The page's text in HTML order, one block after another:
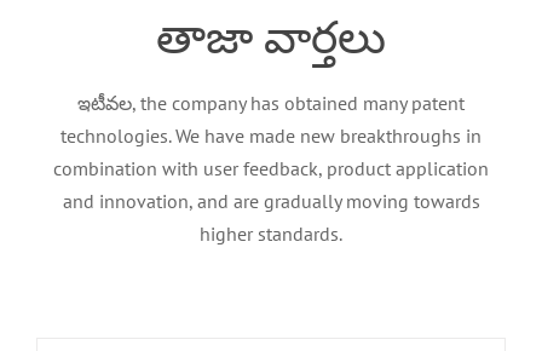
తాజా వార్తలు
ఇటీవల, the company has obtained many patent
technologies.We have made new breakthroughs in
combination with user feedback, product application
and innovation, and are gradually moving towards
higher standards.